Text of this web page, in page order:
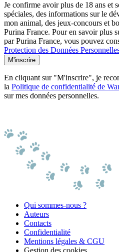
Je confirme avoir plus de 18 ans et
spéciales, des informations sur le
mon animal, des jeux-concours et
Purina France. Pour en savoir plus
par Purina France, vous pouvez
Protection des Données
M'inscrire
En cliquant sur "M'inscrire", je
la Politique de confidentialité de
sur mes données personnelles.
Qui sommes-nous ?
Auteurs
Contacts
Confidentialité
Mentions légales & CGU